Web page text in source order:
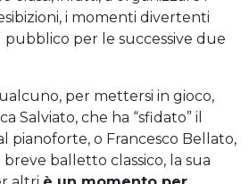
i momenti divertenti
per le successive due
per mettersi in gioco,
Salviato, che ha “sfidato” il
pianoforte, o Francesco Bellato,
balletto classico, la sua